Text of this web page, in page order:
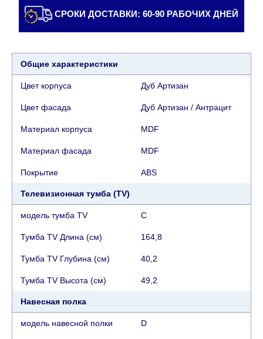
Доставка в Эйлат будет оговариваться
индивидуально, предварительно уточняя с
товара требуется кран (маноф), клиент обязан
найти, заказать и оплатить услуги крана
самостоятельно.
Сроки доставки:
отдельно.При расчете сроков доставки
воскресенья по четверг недели, исключая
выходные, праздничные вечера и праздничные
кредитной
Возможны задержки, связанные с морской
которые не может повлиять Поставщик, в этих
случаях срок доставки будет продлен еще на 30
задержкой.Вместе с тем поставщики
прилагают все усилия, чтобы максимально
СРОКИ ДОСТАВКИ: 60-90 РАБОЧИХ ДНЕЙ
Общие характеристики
Цвет корпуса Дуб Артизан
Цвет фасада Дуб Артизан / Антрацит
Материал корпуса MDF
Материал фасада MDF
Покрытие АВS
Телевизионная тумба (TV)
модель тумба TV C
Тумба TV Длина (см) 164,8
Тумба TV Глубина (см) 40,2
Тумба TV Высота (см) 49,2
Навесная полка
модель навесной полки D